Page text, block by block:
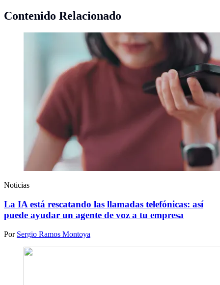
Contenido Relacionado
Noticias
La IA está rescatando las llamadas telefónicas: así
puede ayudar un agente de voz a tu empresa
Por Sergio Ramos Montoya